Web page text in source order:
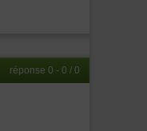
réponse 0 - 0 / 0